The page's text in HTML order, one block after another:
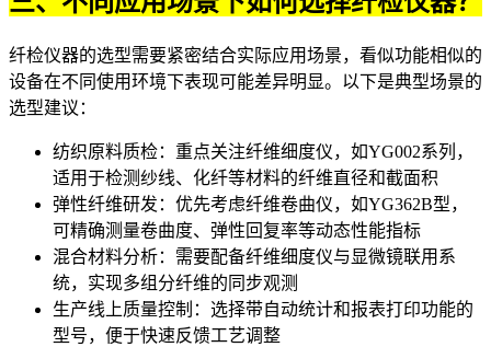
纤检仪器的选型需要紧密结合实际应用场景，看似功能相似的
设备在不同使用环境下表现可能差异明显。以下是典型场景的
选型建议：
纺织原料质检：重点关注纤维细度仪，如YG002系列，
适用于检测纱线、化纤等材料的纤维直径和截面积
弹性纤维研发：优先考虑纤维卷曲仪，如YG362B型，
可精确测量卷曲度、弹性回复率等动态性能指标
混合材料分析：需要配备纤维细度仪与显微镜联用系
统，实现多组分纤维的同步观测
生产线上质量控制：选择带自动统计和报表打印功能的
型号，便于快速反馈工艺调整